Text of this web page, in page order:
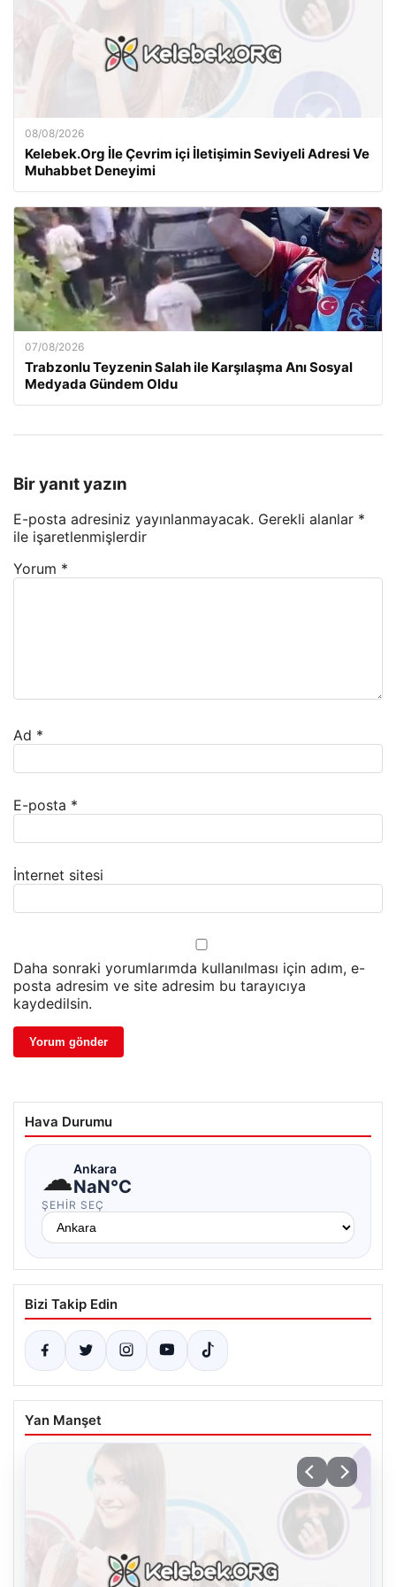
08/08/2026
Kelebek.Org İle Çevrim içi İletişimin Seviyeli Adresi Ve
Muhabbet Deneyimi
07/08/2026
Trabzonlu Teyzenin Salah ile Karşılaşma Anı Sosyal
Medyada Gündem Oldu
Bir yanıt yazın
E-posta adresiniz yayınlanmayacak. Gerekli alanlar *
ile işaretlenmişlerdir
Yorum *
Ad *
E-posta *
İnternet sitesi
Daha sonraki yorumlarımda kullanılması için adım, e-
posta adresim ve site adresim bu tarayıcıya
kaydedilsin.
Hava Durumu
☁Ankara
NaN°C
ŞEHIR SEÇ
Bizi Takip Edin
Yan Manşet